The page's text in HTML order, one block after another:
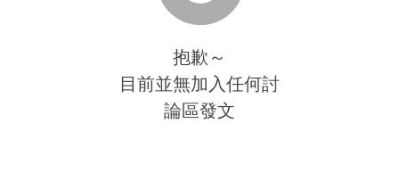
抱歉～
目前並無加入任何討
論區發文